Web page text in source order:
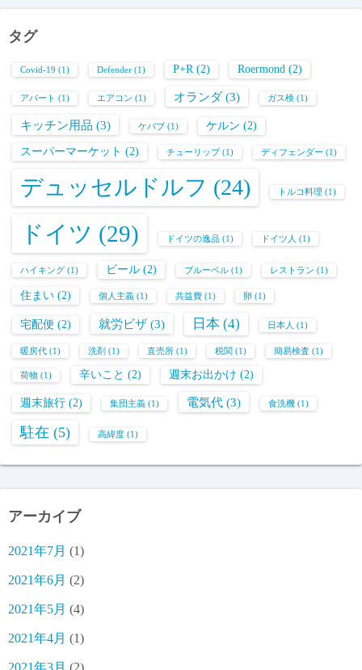
タグ
Covid-19 (1) Defender (1) P+R(2) Roermond (2)
アパート (1) エアコン (1) オランダ(3) ガス検 (1)
キッチン用品 (3) ケバブ (1) ケルン (2)
スーパーマーケット (2) チューリップ(1) ディフェンダー (1)
デュッセルドルフ (24) トルコ料理 (1)
ドイツ (29) ドイツの逸品 (1) ドイツ人 (1)
ハイキング (1) ビール (2) ブルーベル (1) レストラン (1)
住まい (2) 個人主義 (1) 共益費 (1) 卵 (1)
宅配便 (2) 就労ビザ (3) 日本 (4) 日本人 (1)
暖房代 (1) 洗剤 (1) 直売所 (1) 税関 (1) 簡易検査 (1)
荷物 (1) 辛いこと (2) 週末お出かけ (2)
週末旅行 (2) 集団主義 (1) 電気代 (3) 食洗機 (1)
駐在 (5) 高緯度 (1)
アーカイブ
2021年7月 (1)
2021年6月 (2)
2021年5月 (4)
2021年4月 (1)
2021年3月 (2)